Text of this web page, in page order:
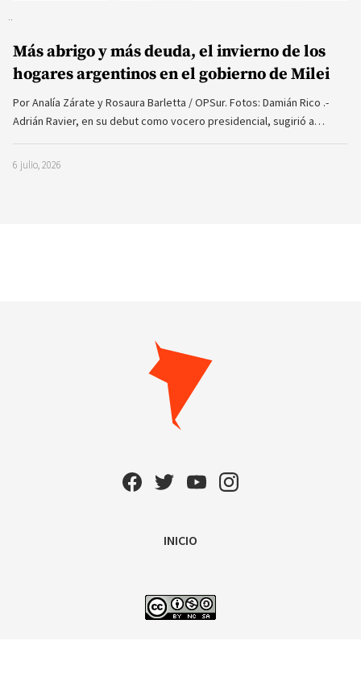
Más abrigo y más deuda, el invierno de los
hogares argentinos en el gobierno de Milei
Por Analía Zárate y Rosaura Barletta / OPSur. Fotos: Damián Rico .-
Adrián Ravier, en su debut como vocero presidencial, sugirió a…
6 julio, 2026
INICIO